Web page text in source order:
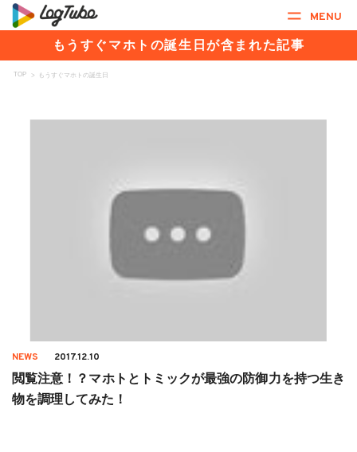
MENU
もうすぐマホトの誕生日が含まれた記事
TOP > もうすぐマホトの誕生日
NEWS 2017.12.10
閲覧注意！？マホトとトミックが最強の防御力を持つ生き
物を調理してみた！